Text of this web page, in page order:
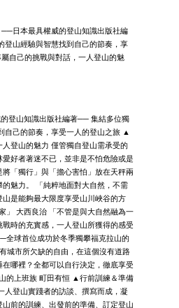
日本最具權威的登山知識出版社編
登山經驗與智慧找到自己的節奏，享
自己的挑戰與對話，一人登山的魅
登山知識出版社編著── 集結多位獨
自己的節奏，享受一人的登山之旅 ▲
登山的魅力 僅管獨自登山需承受的
好者著迷不已，並非是不怕危險或是
「獨行」與「擔心害怕」放在天秤兩
魅力。 「純粹地面對大自然，不需
是能夠最大限度享受山川峽谷的方
」 大西良治 「不管是與大自然融為一
時的充實感，一人登山所獲得的感受
全球首位成功於冬季獨攀福克拉山的
城市所欠缺的自由，在這個沒有道路
哪裡？全都可以自行決定，徹底享受
的上班族 町田有恒 ▲行前訓練＆準備
人登山實踐者的訪談、撰寫而成，凝
前的訓練、出發前的準備、訂定登山